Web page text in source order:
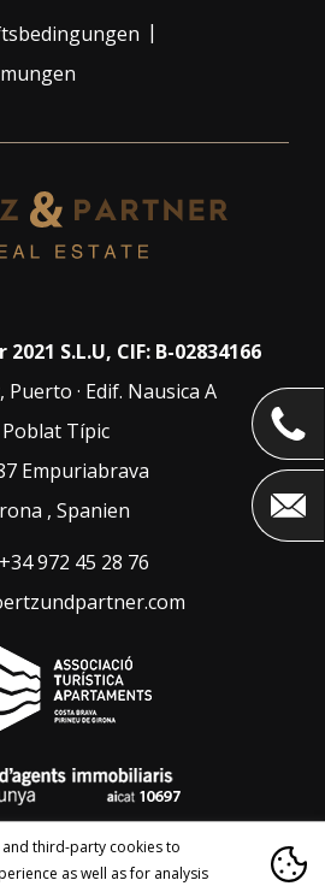
|
S.L.U, CIF: B-02834166
· Edif. Nausica A
Poblat Típic
Empuriabrava
, Spanien
+34 972 45 28 76
third-party cookies to
as well as for analysis